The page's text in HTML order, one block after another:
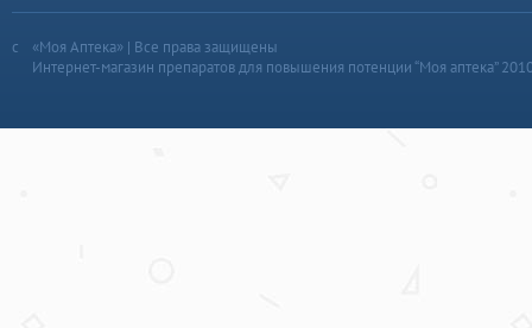
«Моя Аптека» | Все права защищены
Интернет-магазин препаратов для повышения потенции “Моя аптека”